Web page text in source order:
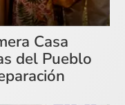
Casa
del Pueblo